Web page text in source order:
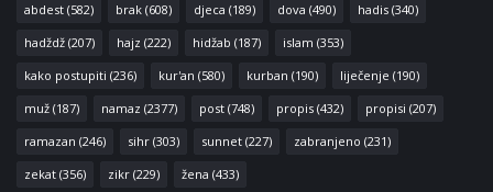
abdest (582) brak (608) djeca (189) dova (490) hadis (340)
hadždž (207) hajz (222) hidžab (187) islam (353)
kako postupiti (236) kur'an (580) kurban (190) liječenje (190)
muž (187) namaz (2377) post (748) propis (432) propisi (207)
ramazan (246) sihr (303) sunnet (227) zabranjeno (231)
zekat (356) zikr (229) žena (433)